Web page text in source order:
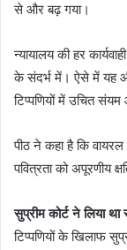
से और बढ़ गया।
न्यायालय की हर
के संदर्भ में। ऐसे में यह और
टिप्पणियों में उचित संयम
पीठ ने कहा है कि वायरल
पवित्रता को अपूरणीय
सुप्रीम कोर्ट ने लिया था
टिप्पणियों के खिलाफ